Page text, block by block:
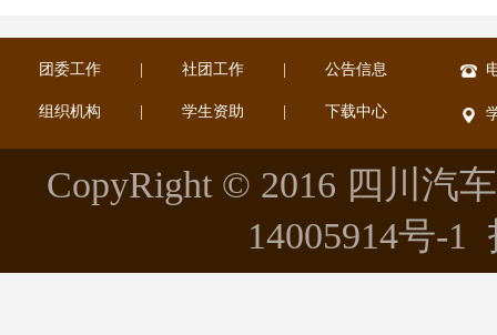
团委工作 社团工作 公告信息
组织机构 学生资助 下载中心
CopyRight © 2016 四川汽
14005914号-1